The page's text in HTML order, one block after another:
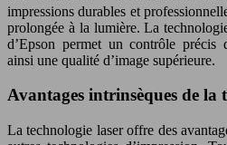
impressions durables et
prolongée à la lumière. La
d’Epson permet un contrôle précis
ainsi une qualité d’image supérieure.
Avantages intrinsèques de la
La technologie laser offre des